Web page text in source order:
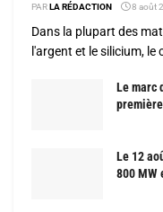
PARLA RÉDACTION 8 août
Dans la plupart des
l'argent et le silicium,
Le marc
Le 12
800 MW